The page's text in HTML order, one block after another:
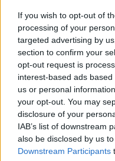
If you wish to opt-out of
processing of your
targeted advertising by
section to confirm your
opt-out request is
interest-based ads
us or personal
your opt-out. You may
disclosure of your
IAB’s list of downstream
also be disclosed by us
Downstream Participants
przyjeżdżają z gotowymi
07 sierpnia 2026 | 22:47
Biskupi o podróży
07 sierpnia 2026 | 22:36
Narodowy Bank Ukrainy
Pawła II
07 sierpnia 2026 | 22:17
Ukraińskie Kościoły
24 sierpnia